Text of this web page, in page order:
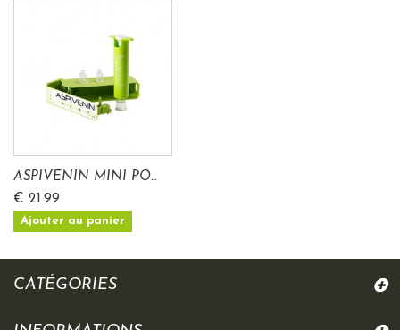
ASPIVENIN MINI PO...
€ 21.99
Ajouter au panier
CATÉGORIES